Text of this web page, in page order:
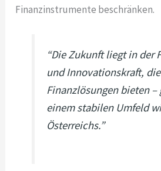
Finanzinstrumente beschränken.
“Die Zukunft liegt in der
und Innovationskraft,
Finanzlösungen bieten –
einem stabilen Umfeld
Österreichs.”